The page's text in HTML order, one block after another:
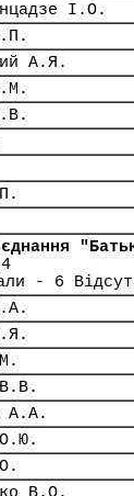
І.О.
А.Я.
- 6
В.В.
А.А.
О.Ю.